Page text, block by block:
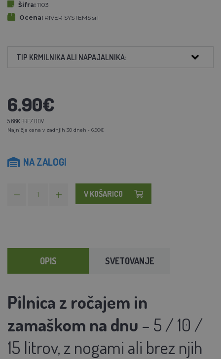
Šifra: 1103
Ocena: RIVER SYSTEMS srl
TIP KRMILNIKA ALI NAPAJALNIKA:
6.90€
5.66€ BREZ DDV
Najnižja cena v zadnjih 30 dneh - 6.90€
NA ZALOGI
V KOŠARICO
OPIS SVETOVANJE
Pilnica z ročajem in
zamaškom na dnu – 5 / 10 /
15 litrov, z nogami ali brez njih